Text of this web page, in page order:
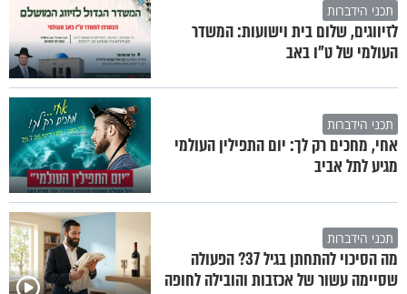
תכני הידברות
לזיווגים, שלום בית וישועות: המשדר
העולמי של ט"ו באב
תכני הידברות
אחי, מחכים רק לך: יום התפילין העולמי
מגיע לתל אביב
תכני הידברות
מה הסיכוי להתחתן בגיל 37? הפעולה
שסיימה עשור של אכזבות והובילה לחופה